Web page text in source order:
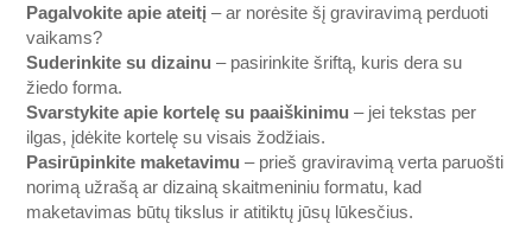
Pagalvokite apie ateitį – ar norėsite šį graviravimą perduoti
vaikams?
Suderinkite su dizainu – pasirinkite šriftą, kuris dera su
žiedo forma.
Svarstykite apie kortelę su paaiškinimu – jei tekstas per
ilgas, įdėkite kortelę su visais žodžiais.
Pasirūpinkite maketavimu – prieš graviravimą verta paruošti
norimą užrašą ar dizainą skaitmeniniu formatu, kad
maketavimas būtų tikslus ir atitiktų jūsų lūkesčius.